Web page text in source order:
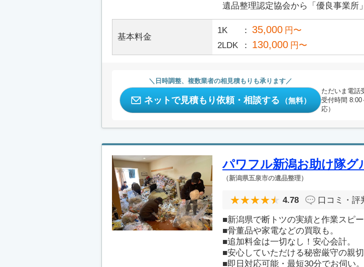
遺品整理認定協会から「優良事業所
基本料金
1K 35,000 円〜
2LDK
130,000 円〜
日時調整、複数業者の相見積もりも承ります
ネットで見積もり依頼・相談する （無料）
ただいま電話
受付時間 8:00
応）
パワフル新潟お助け隊グ
（新潟県五泉市の遺品整理）
4.78 口コミ・評
■新潟県で断トツの実績と作業スピー
■骨董品や家電などの買取も。
■追加料金は一切なし！安心会計。
■安心していただける秘密厳守の親切
■即日対応可能・最短30分でお伺い。